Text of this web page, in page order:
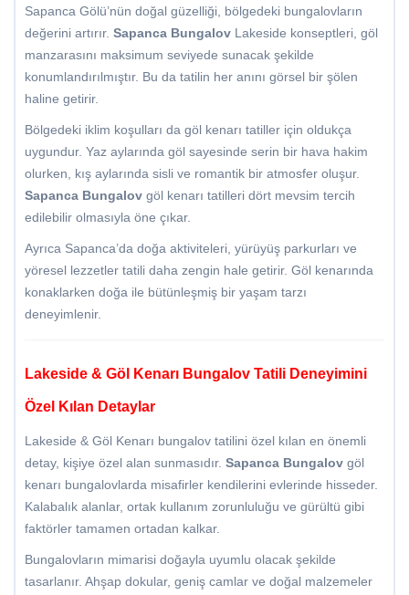
Sapanca Gölü’nün doğal güzelliği, bölgedeki bungalovların
değerini artırır. Sapanca Bungalov Lakeside konseptleri, göl
manzarasını maksimum seviyede sunacak şekilde
konumlandırılmıştır. Bu da tatilin her anını görsel bir şölen
haline getirir.
Bölgedeki iklim koşulları da göl kenarı tatiller için oldukça
uygundur. Yaz aylarında göl sayesinde serin bir hava hakim
olurken, kış aylarında sisli ve romantik bir atmosfer oluşur.
Sapanca Bungalov göl kenarı tatilleri dört mevsim tercih
edilebilir olmasıyla öne çıkar.
Ayrıca Sapanca’da doğa aktiviteleri, yürüyüş parkurları ve
yöresel lezzetler tatili daha zengin hale getirir. Göl kenarında
konaklarken doğa ile bütünleşmiş bir yaşam tarzı
deneyimlenir.
Lakeside & Göl Kenarı Bungalov Tatili Deneyimini
Özel Kılan Detaylar
Lakeside & Göl Kenarı bungalov tatilini özel kılan en önemli
detay, kişiye özel alan sunmasıdır. Sapanca Bungalov göl
kenarı bungalovlarda misafirler kendilerini evlerinde hisseder.
Kalabalık alanlar, ortak kullanım zorunluluğu ve gürültü gibi
faktörler tamamen ortadan kalkar.
Bungalovların mimarisi doğayla uyumlu olacak şekilde
tasarlanır. Ahşap dokular, geniş camlar ve doğal malzemeler